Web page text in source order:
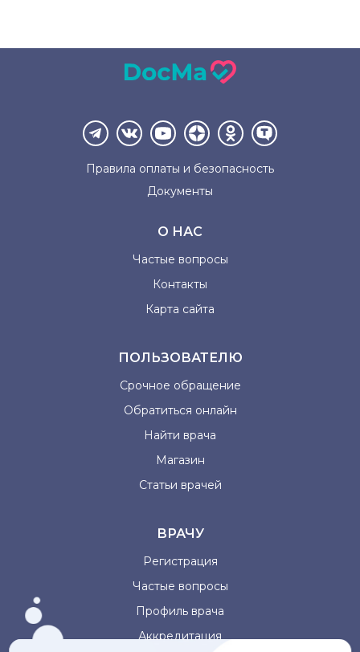
Правила оплаты и безопасность
Документы
О НАС
Частые вопросы
Контакты
Карта сайта
ПОЛЬЗОВАТЕЛЮ
Срочное обращение
Обратиться онлайн
Найти врача
Магазин
Статьи врачей
ВРАЧУ
Регистрация
Частые вопросы
Профиль врача
Аккредитация